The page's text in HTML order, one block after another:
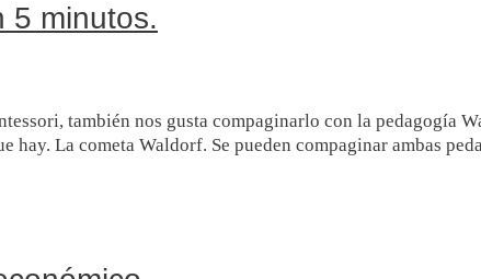
5 minutos.
también nos gusta compaginarlo con la pedagogía
La cometa Waldorf. Se pueden compaginar ambas